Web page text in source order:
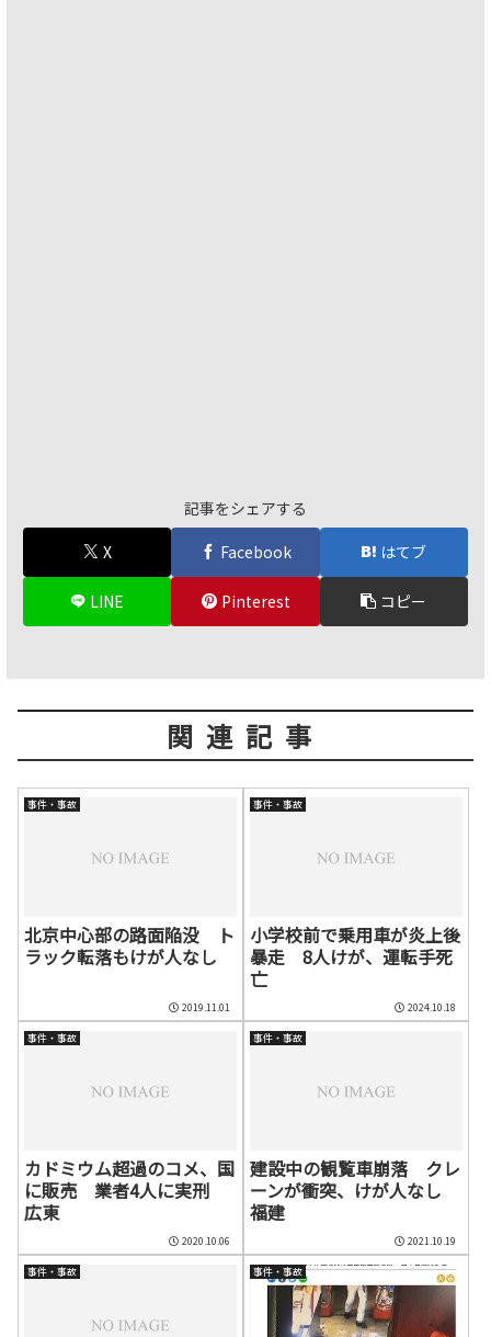
記事をシェアする
X
Facebook はてブ
LINE Pinterest コピー
関連記事
事件・事故
北京中心部の路面陥没 ト
ラック転落もけが人なし
2019.11.01
事件・事故
小学校前で乗用車が炎上後
暴走 8人けが、運転手死
亡
2024.10.18
事件・事故
カドミウム超過のコメ、国
に販売 業者4人に実刑
広東
2020.10.06
事件・事故
建設中の観覧車崩落 クレ
ーンが衝突、けが人なし
福建
2021.10.19
事件・事故 事件・事故